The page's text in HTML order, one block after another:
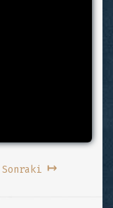
Sonraki ↦